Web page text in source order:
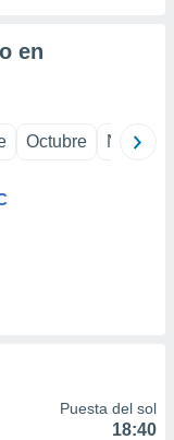
en
Octubre
Puesta del sol
18:40